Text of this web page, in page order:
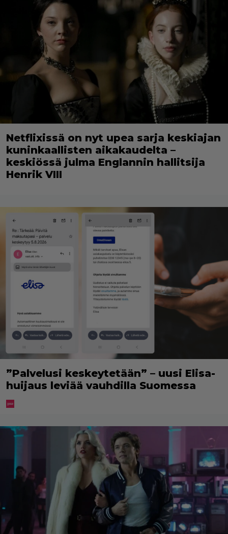
Netflixissä on nyt upea sarja keskiajan
kuninkaallisten aikakaudelta –
keskiössä julma Englannin hallitsija
Henrik VIII
”Palvelusi keskeytetään” – uusi Elisa-
huijaus leviää vauhdilla Suomessa